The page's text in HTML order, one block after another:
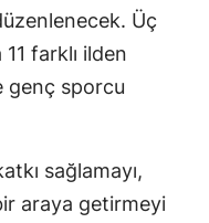
Üç
farklı ilden
genç sporcu
sağlamayı,
araya getirmeyi